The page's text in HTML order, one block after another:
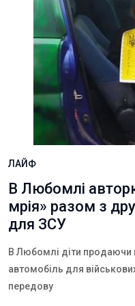
ЛАЙФ
В Любомлі
мрія» разом з
для ЗСУ
В Любомлі діти продаючи
автомобіль для
передову